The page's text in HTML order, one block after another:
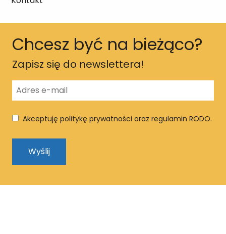
Chcesz być na bieżąco?
Zapisz się do newslettera!
Akceptuję politykę prywatności oraz regulamin RODO.